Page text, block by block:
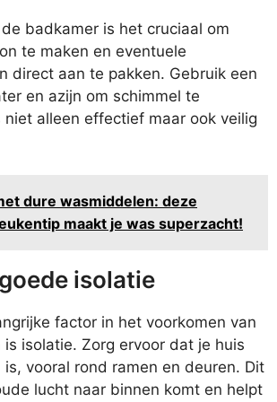
badkamer is het cruciaal om
te maken en eventuele
direct aan te pakken. Gebruik een
en azijn om schimmel te
alleen effectief maar ook veilig
dure wasmiddelen: deze
maakt je was superzacht!
isolatie
factor in het voorkomen van
isolatie. Zorg ervoor dat je huis
vooral rond ramen en deuren. Dit
lucht naar binnen komt en helpt